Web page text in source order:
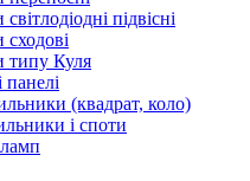
підвісні
сходові
типу Куля
панелі
(квадрат, коло)
і споти